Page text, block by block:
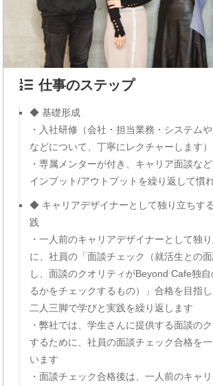
仕事のステップ
◆ 基礎形成
・入社研修（会社・担当業務・システム
などについて、丁寧にレクチャーします）
・専属メンターが付き、キャリア面談な
インプット/アウトプットを繰り返して慣
◆ キャリアデザイナーとして独り立ちす
践
・一人前のキャリアデザイナーとして独
に、社員の「面談チェック（就活生との
し、面談のクオリティがBeyond Cafe独
るかをチェックするもの）」合格を目指
二人三脚で学びと実践を繰り返します
・弊社では、学生さんに提供する面談の
するために、社員の面談チェック合格を
います
・面談チェック合格後は、一人前のキャ